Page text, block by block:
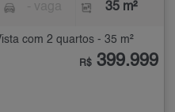
35 m²
com 2 quartos - 35 m²
R$ 399.999